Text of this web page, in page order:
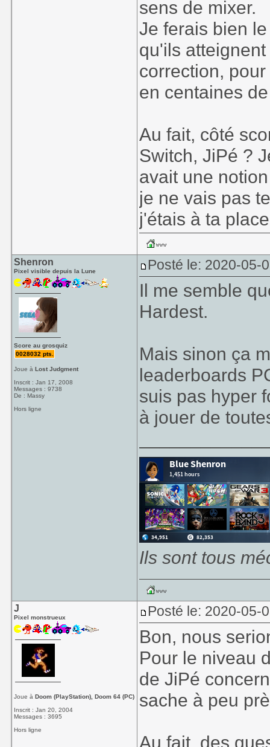
sens de mixer.
Je ferais bien
qu'ils
correction,
en centaines
Au fait, côté
Switch, JiPé ?
avait une
je ne vais pas
j'étais à ta
Shenron
Pixel visible depuis la Lune
Score au grosquiz
0028032 pts.
Joue àLost Judgment
Inscrit : Jan 17, 2008
Messages : 9738
De : Massy
Hors ligne
Posté le: 2020-05-
Il me semble
Hardest.
Mais sinon ça
leaderboards
suis pas hyper
à jouer de
Ils sont tous
J
Pixel monstrueux
Joue àDoom (PlayStation), Doom 64 (PC)
Inscrit : Jan 20, 2004
Messages : 3695
Hors ligne
Posté le: 2020-05-
Bon, nous
Pour le niveau
de JiPé
sache à peu
Au fait, des